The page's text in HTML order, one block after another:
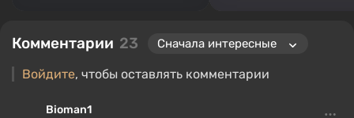
Комментарии 23
Войдите, чтобы оставлять комментарии
Bioman1